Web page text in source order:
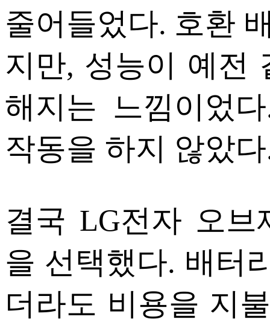
줄어들었다. 호환
지만, 성능이 예전
해지는 느낌이었
작동을 하지 않았
결국 LG전자 오
을 선택했다. 배터
더라도 비용을 지